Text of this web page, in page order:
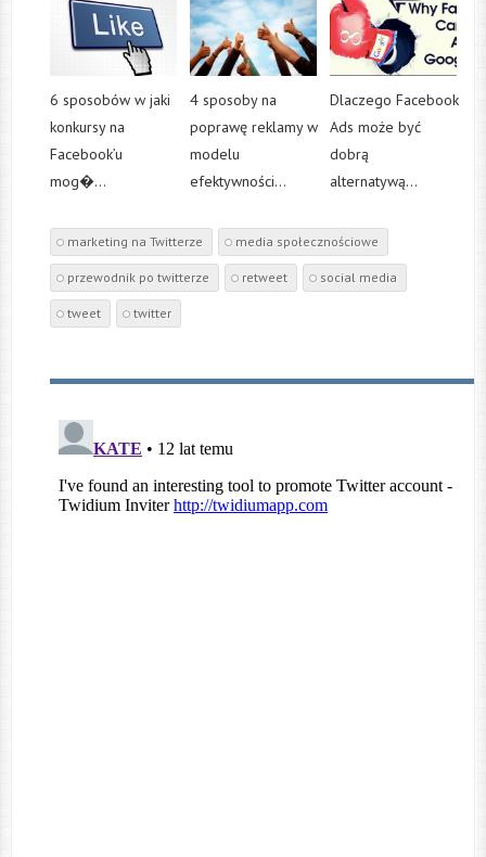
6 sposobów w jaki
konkursy na
Facebook’u
mog�...
4 sposoby na
poprawę reklamy w
modelu
efektywności...
Dlaczego Facebook
Ads może być
dobrą
alternatywą...
marketing na Twitterze media społecznościowe
przewodnik po twitterze retweet social media
tweet twitter